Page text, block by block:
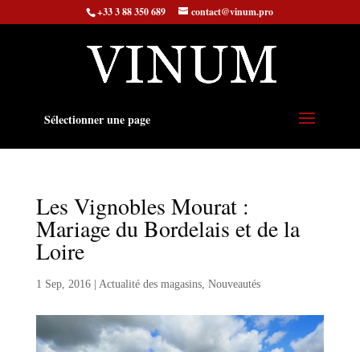
+33 3 88 350 689 contact@vinum.pro
Sélectionner une page
Les Vignobles Mourat :
Mariage du Bordelais et de la
Loire
1 Sep, 2016| Actualité des magasins, Nouveautés